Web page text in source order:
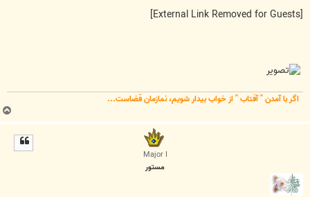
اگر با آمدن " آفتاب " از خواب بیدار شویم، نمازمان قضاست...
ب
ا
Major I
مستور